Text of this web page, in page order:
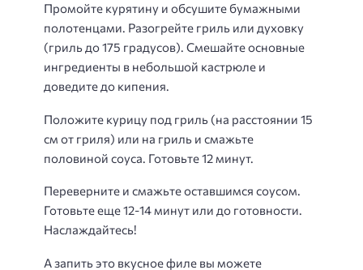
Промойте курятину и обсушите бумажными
полотенцами. Разогрейте гриль или духовку
(гриль до 175 градусов). Смешайте основные
ингредиенты в небольшой кастрюле и
доведите до кипения.
Положите курицу под гриль (на расстоянии 15
см от гриля) или на гриль и смажьте
половиной соуса. Готовьте 12 минут.
Переверните и смажьте оставшимся соусом.
Готовьте еще 12-14 минут или до готовности.
Наслаждайтесь!
А запить это вкусное филе вы можете